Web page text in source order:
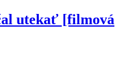
utekať [filmová